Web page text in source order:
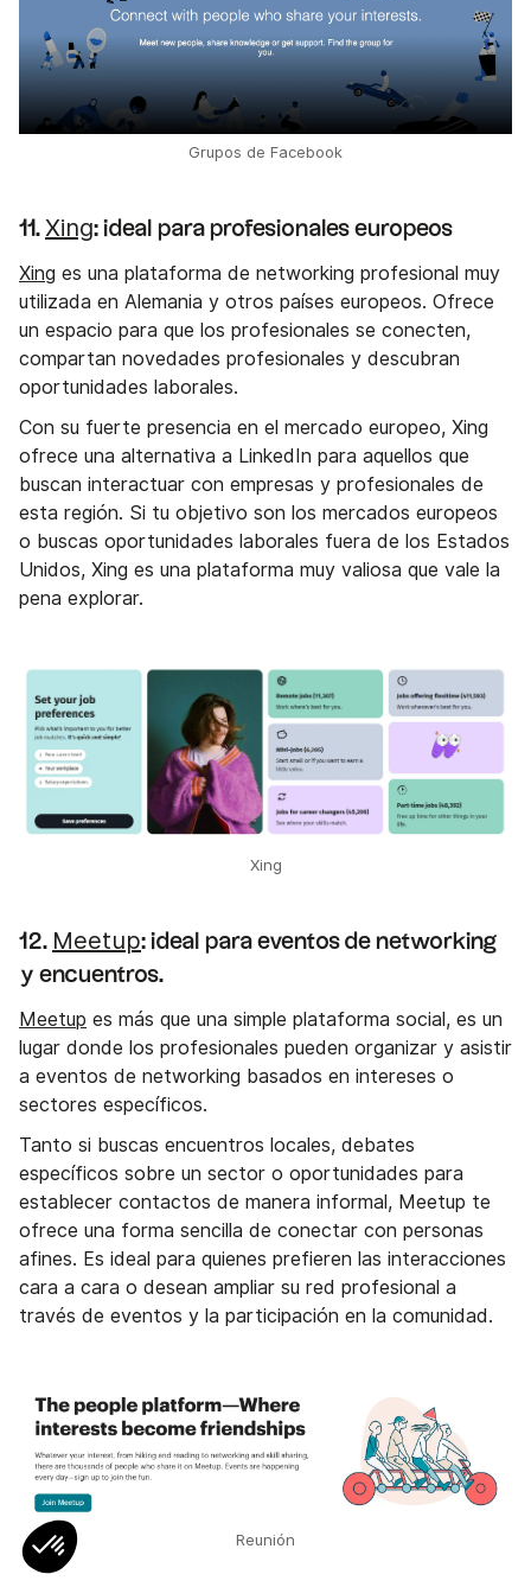
Grupos de Facebook
11. Xing: ideal para profesionales europeos
Xing es una plataforma de networking profesional muy
utilizada en Alemania y otros países europeos. Ofrece
un espacio para que los profesionales se conecten,
compartan novedades profesionales y descubran
oportunidades laborales.
Con su fuerte presencia en el mercado europeo, Xing
ofrece una alternativa a LinkedIn para aquellos que
buscan interactuar con empresas y profesionales de
esta región. Si tu objetivo son los mercados europeos
o buscas oportunidades laborales fuera de los Estados
Unidos, Xing es una plataforma muy valiosa que vale la
pena explorar.
Xing
12. Meetup: ideal para eventos de networking
y encuentros.
Meetup es más que una simple plataforma social, es un
lugar donde los profesionales pueden organizar y asistir
a eventos de networking basados en intereses o
sectores específicos.
Tanto si buscas encuentros locales, debates
específicos sobre un sector o oportunidades para
establecer contactos de manera informal, Meetup te
ofrece una forma sencilla de conectar con personas
afines. Es ideal para quienes prefieren las interacciones
cara a cara o desean ampliar su red profesional a
través de eventos y la participación en la comunidad.
Reunión